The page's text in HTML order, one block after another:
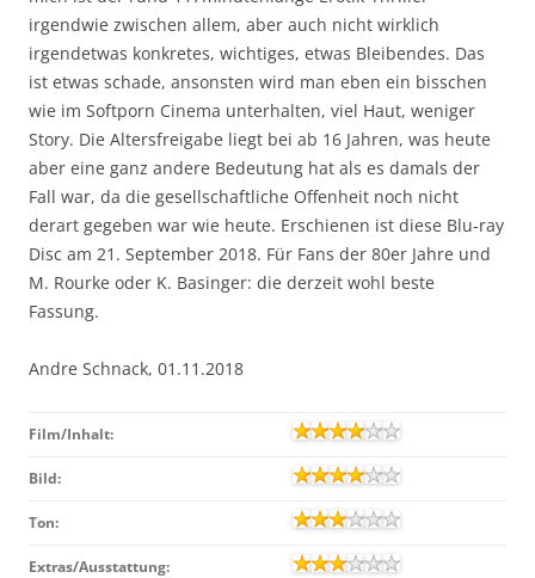
irgendwie zwischen allem, aber auch nicht wirklich
irgendetwas konkretes, wichtiges, etwas Bleibendes. Das
ist etwas schade, ansonsten wird man eben ein bisschen
wie im Softporn Cinema unterhalten, viel Haut, weniger
Story. Die Altersfreigabe liegt bei ab 16 Jahren, was heute
aber eine ganz andere Bedeutung hat als es damals der
Fall war, da die gesellschaftliche Offenheit noch nicht
derart gegeben war wie heute. Erschienen ist diese Blu-ray
Disc am 21. September 2018. Für Fans der 80er Jahre und
M. Rourke oder K. Basinger: die derzeit wohl beste
Fassung.
Andre Schnack, 01.11.2018
Film/Inhalt:
Bild:
Ton:
Extras/Ausstattung: